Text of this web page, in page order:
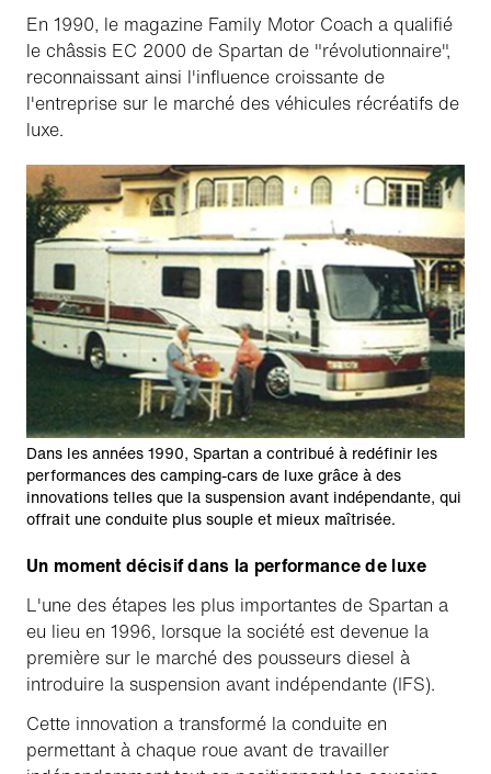
En 1990, le magazine Family Motor Coach a qualifié
le châssis EC 2000 de Spartan de "révolutionnaire",
reconnaissant ainsi l'influence croissante de
l'entreprise sur le marché des véhicules récréatifs de
luxe.
Dans les années 1990, Spartan a contribué à redéfinir les
performances des camping-cars de luxe grâce à des
innovations telles que la suspension avant indépendante, qui
offrait une conduite plus souple et mieux maîtrisée.
Un moment décisif dans la performance de luxe
L'une des étapes les plus importantes de Spartan a
eu lieu en 1996, lorsque la société est devenue la
première sur le marché des pousseurs diesel à
introduire la suspension avant indépendante (IFS).
Cette innovation a transformé la conduite en
permettant à chaque roue avant de travailler